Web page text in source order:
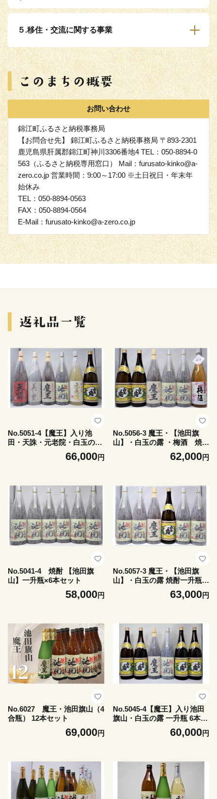
５.移住・交流に関する事業
お問い合わせ
錦江町ふるさと納税事務局
【お問合せ先】 錦江町ふるさと納税事務局 〒893-2301
鹿児島県肝属郡錦江町神川3306番地4 TEL：050-8894-0
563（ふるさと納税専用窓口） Mail：furusato-kinko@a-
zero.co.jp 営業時間：9:00～17:00 ※土日祝日・年末年
始休み
TEL：050-8894-0563
FAX：050-8894-0564
E-Mail：furusato-kinko@a-zero.co.jp
No.5051-4【魔王】入り池
田・天誅・元老院・白玉の
露・美し里 一升瓶６本セッ
66,000円
No.5056-3 魔王・【池田旗
山】・白玉の露 ・梅酒 焼酎
62,000円
No.5041-4 焼酎 【池田旗
山】一升瓶×6本セット
58,000円
No.5057-3 魔王・【池田旗
山】・白玉の露 焼酎一升瓶 6
63,000円
No.6027 魔王・池田旗山（4
合瓶） 12本セット
69,000円
No.5045-4【魔王】入り池田
旗山・白玉の露 一升瓶 6本セ
60,000円